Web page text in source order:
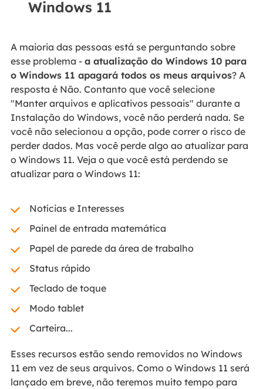
Windows 11
A maioria das pessoas está se perguntando sobre
esse problema - a atualização do Windows 10 para
o Windows 11 apagará todos os meus arquivos? A
resposta é Não. Contanto que você selecione
"Manter arquivos e aplicativos pessoais" durante a
Instalação do Windows, você não perderá nada. Se
você não selecionou a opção, pode correr o risco de
perder dados. Mas você perde algo ao atualizar para
o Windows 11. Veja o que você está perdendo se
atualizar para o Windows 11:
Notícias e Interesses
Painel de entrada matemática
Papel de parede da área de trabalho
Status rápido
Teclado de toque
Modo tablet
Carteira...
Esses recursos estão sendo removidos no Windows
11 em vez de seus arquivos. Como o Windows 11 será
lançado em breve, não teremos muito tempo para